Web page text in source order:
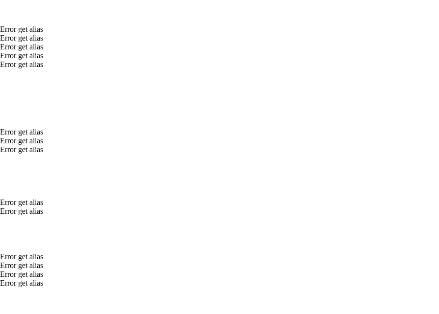
Error get alias
Error get alias
Error get alias
Error get alias
Error get alias
Error get alias
Error get alias
Error get alias
Error get alias
Error get alias
Error get alias
Error get alias
Error get alias
Error get alias